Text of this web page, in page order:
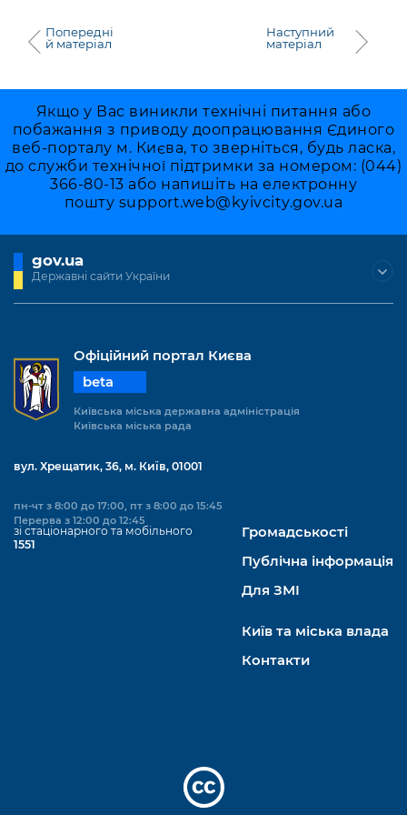
Попередні
й матеріал
Наступний
матеріал
Якщо у Вас виникли технічні питання або
побажання з приводу доопрацювання Єдиного
веб-порталу м. Києва, то зверніться, будь ласка,
до служби технічної підтримки за номером: (044)
366-80-13 або напишіть на електронну
пошту support.web@kyivcity.gov.ua
gov.ua
Державні сайти України
Офіційний портал Києва
beta
Київська міська державна адміністрація
Київська міська рада
вул. Хрещатик, 36, м. Київ, 01001
пн-чт з 8:00 до 17:00, пт з 8:00 до 15:45
Перерва з 12:00 до 12:45
зі стаціонарного та мобільного
1551
Громадськості
Публічна інформація
Для ЗМІ
Київ та міська влада
Контакти